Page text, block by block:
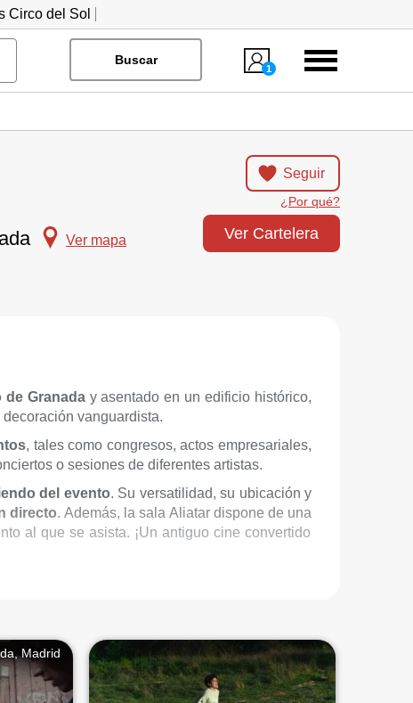
Circo del Sol
Buscar
1
Menú
Ver mapa
Seguir
¿Por qué?
Ver Cartelera
de Granaday asentado en un edificio histórico,
vanguardista.
, tales como congresos, actos empresariales,
o sesiones de diferentes artistas.
del evento. Su versatilidad, su ubicación y
directo. Además, la sala Aliatar dispone de una
al que se asista. ¡Un antiguo cine convertido
Madrid